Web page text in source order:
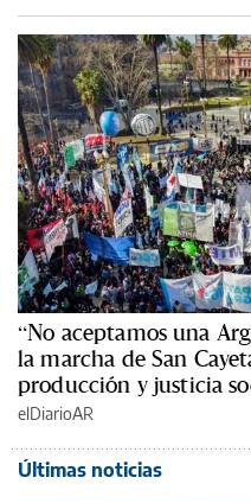
“No aceptamos una
la marcha de San
producción y justicia
elDiarioAR
Últimas noticias